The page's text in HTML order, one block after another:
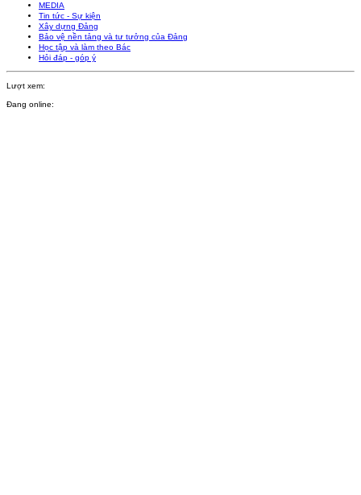
MEDIA
Tin tức - Sự kiện
Xây dựng Đảng
Bảo vệ nền tảng và tư tưởng của Đảng
Học tập và làm theo Bác
Hỏi đáp - góp ý
Lượt xem:
Đang online: